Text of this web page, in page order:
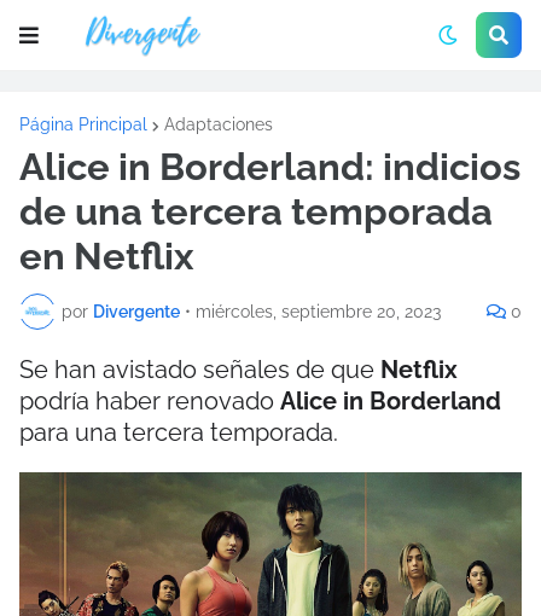
Página Principal Adaptaciones
Alice in Borderland: indicios
de una tercera temporada
en Netflix
por Divergente • miércoles, septiembre 20, 2023 0
Se han avistado señales de que Netflix
podría haber renovado Alice in Borderland
para una tercera temporada.